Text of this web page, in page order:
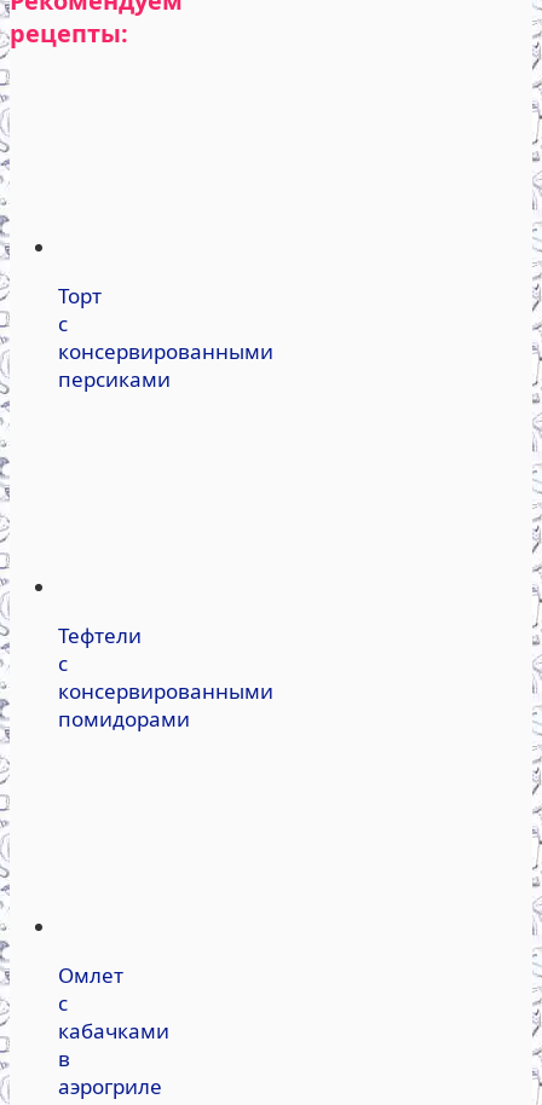
рецепты:
Торт
с
консервированными
персиками
Тефтели
с
консервированными
помидорами
Омлет
с
кабачками
в
аэрогриле